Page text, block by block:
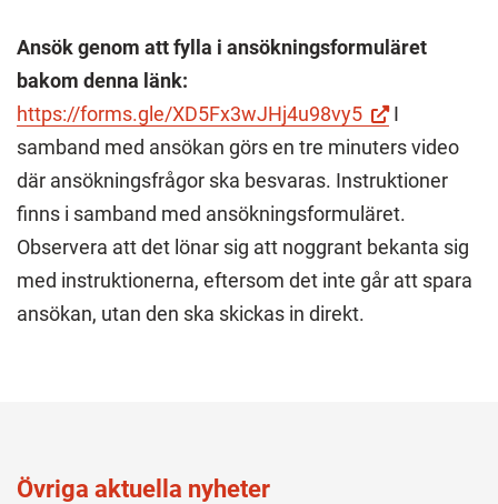
Ansök genom att fylla i ansökningsformuläret
bakom denna länk:
https://forms.gle/XD5Fx3wJHj4u98vy5(Besök
en
extern
webbplats.
Länken
öppnas
I
samband med ansökan görs en tre minuters video
där ansökningsfrågor ska besvaras. Instruktioner
finns i samband med ansökningsformuläret.
Observera att det lönar sig att noggrant bekanta sig
med instruktionerna, eftersom det inte går att spara
ansökan, utan den ska skickas in direkt.
Övriga aktuella nyheter